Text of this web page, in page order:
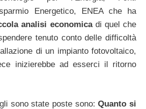
Energetico, ENEA che ha
analisi economicadi quel che
tenuto conto delle difficoltà
di un impianto fotovoltaico,
inizierebbe ad esserci il ritorno
sono state poste sono:Quanto si